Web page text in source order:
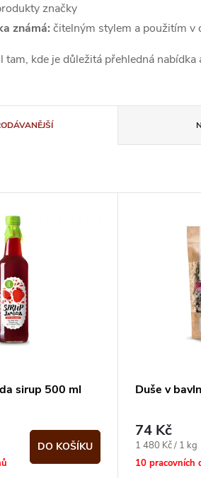
značky
známá: čitelným stylem a použitím v
tam, kde je důležitá přehledná
sirup 500 ml
DO KOŠÍKU
Duše v
74 Kč
Měrná
cena:
1 480 Kč / 1 kg
10 pracovních